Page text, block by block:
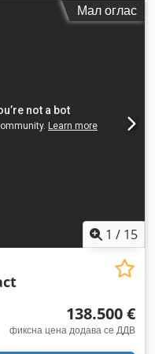
Мал оглас
1 / 15
138.500 €
фиксна цена додава се ДДВ